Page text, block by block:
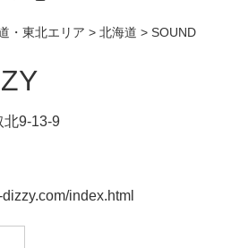
・東北エリア > 北海道 > SOUND
北9-13-9
index.html